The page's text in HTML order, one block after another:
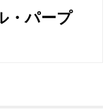
・パープ